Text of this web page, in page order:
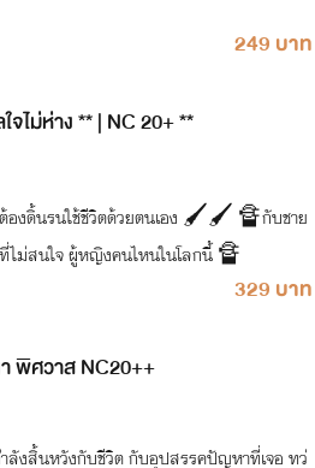
249 บาท
จไม่ห่าง ** | NC 20+ **
รนใช้ชีวิตด้วยตนเอง 🖌️🖌️ 🔏กับชาย
ไม่สนใจ ผู้หญิงคนไหนในโลกนี้ 🔏
329 บาท
ศวาส NC20++
ลังสิ้นหวังกับชีวิต กับอุปสรรคปัญหาที่เจอ ทว่